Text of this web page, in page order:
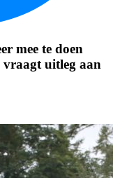
mee te doen
vraagt uitleg aan